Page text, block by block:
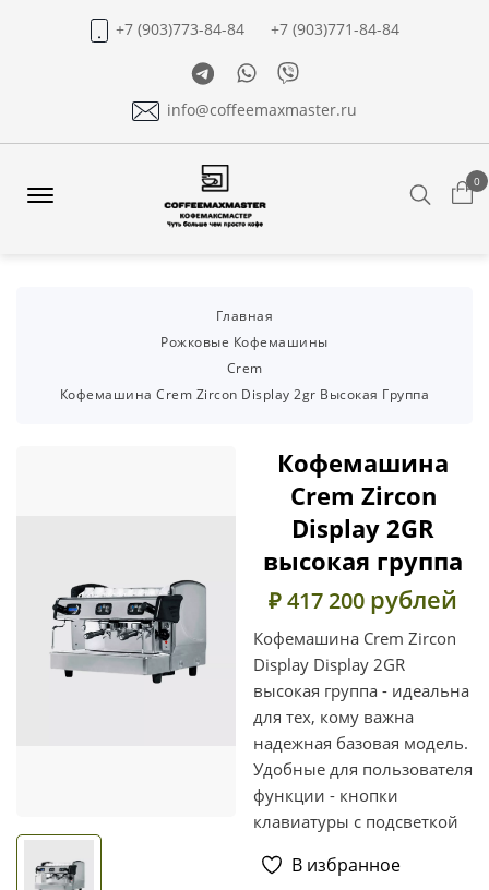
+7 (903)773-84-84
+7 (903)771-84-84
TelegramWhatsapp
Viber
info@coffeemaxmaster.ru
0
Главная
Рожковые Кофемашины
Crem
Кофемашина Crem Zircon Display 2gr Высокая Группа
Кофемашина
Crem Zircon
Display 2GR
высокая группа
₽ 417 200 рублей
Кофемашина Crem Zircon
Display Display 2GR
высокая группа - идеальна
для тех, кому важна
надежная базовая модель.
Удобные для пользователя
функции - кнопки
клавиатуры с подсветкой
В избранное